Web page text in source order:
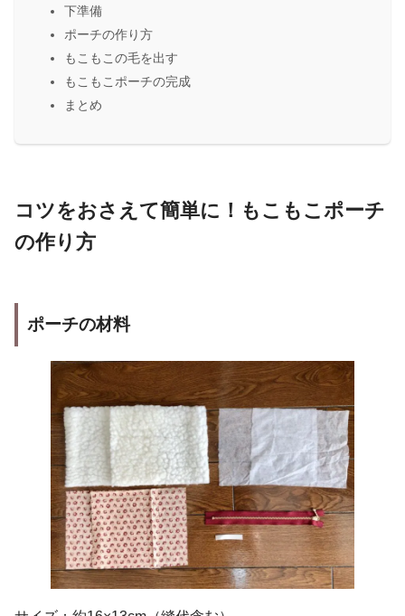
下準備
ポーチの作り方
もこもこの毛を出す
もこもこポーチの完成
まとめ
コツをおさえて簡単に！もこもこポーチ
の作り方
ポーチの材料